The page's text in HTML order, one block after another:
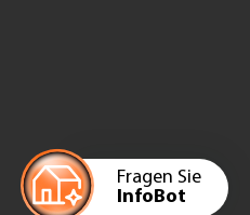
Fragen Sie
InfoBot